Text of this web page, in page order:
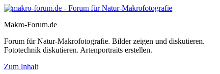
Makro-Forum.de
Forum für Natur-Makrofotografie. Bilder zeigen und diskutieren.
Fototechnik diskutieren. Artenportraits erstellen.
Zum Inhalt